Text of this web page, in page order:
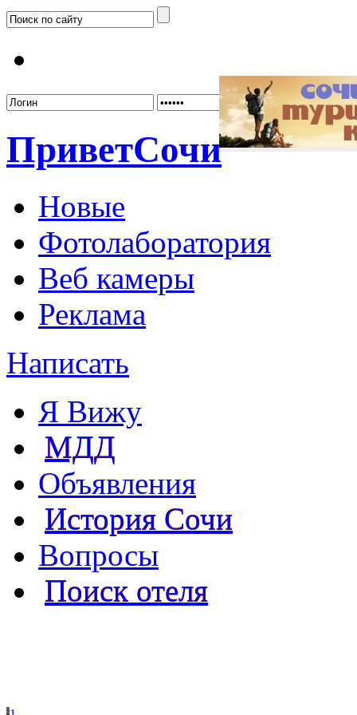
ПриветСочи
Новые
Фотолаборатория
Веб камеры
Реклама
Написать
Я Вижу
МДД
Объявления
История Сочи
Вопросы
Поиск отеля